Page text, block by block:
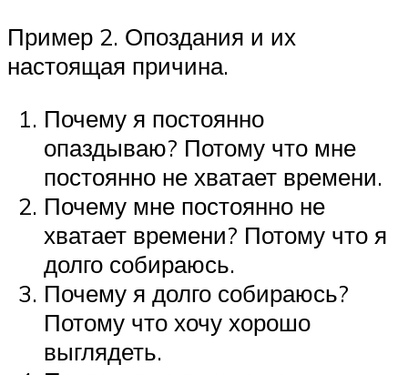
Пример 2. Опоздания и их
настоящая причина.
Почему я постоянно
опаздываю? Потому что мне
постоянно не хватает времени.
Почему мне постоянно не
хватает времени? Потому что я
долго собираюсь.
Почему я долго собираюсь?
Потому что хочу хорошо
выглядеть.